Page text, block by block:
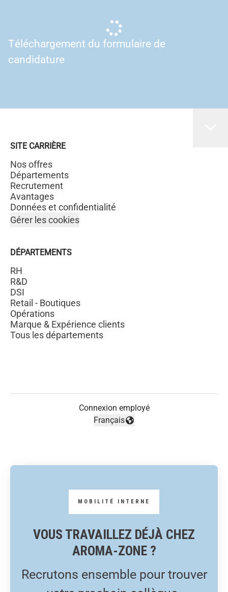
Téléchargement du formulaire de
candidature
SITE CARRIÈRE
Nos offres
Départements
Recrutement
Avantages
Données et confidentialité
Gérer les cookies
DÉPARTEMENTS
RH
R&D
DSI
Retail - Boutiques
Opérations
Marque & Expérience clients
Tous les départements
Connexion employé
Changer la langue
Français
VOUS TRAVAILLEZ DÉJÀ CHEZ
AROMA-ZONE ?
Recrutons ensemble pour trouver